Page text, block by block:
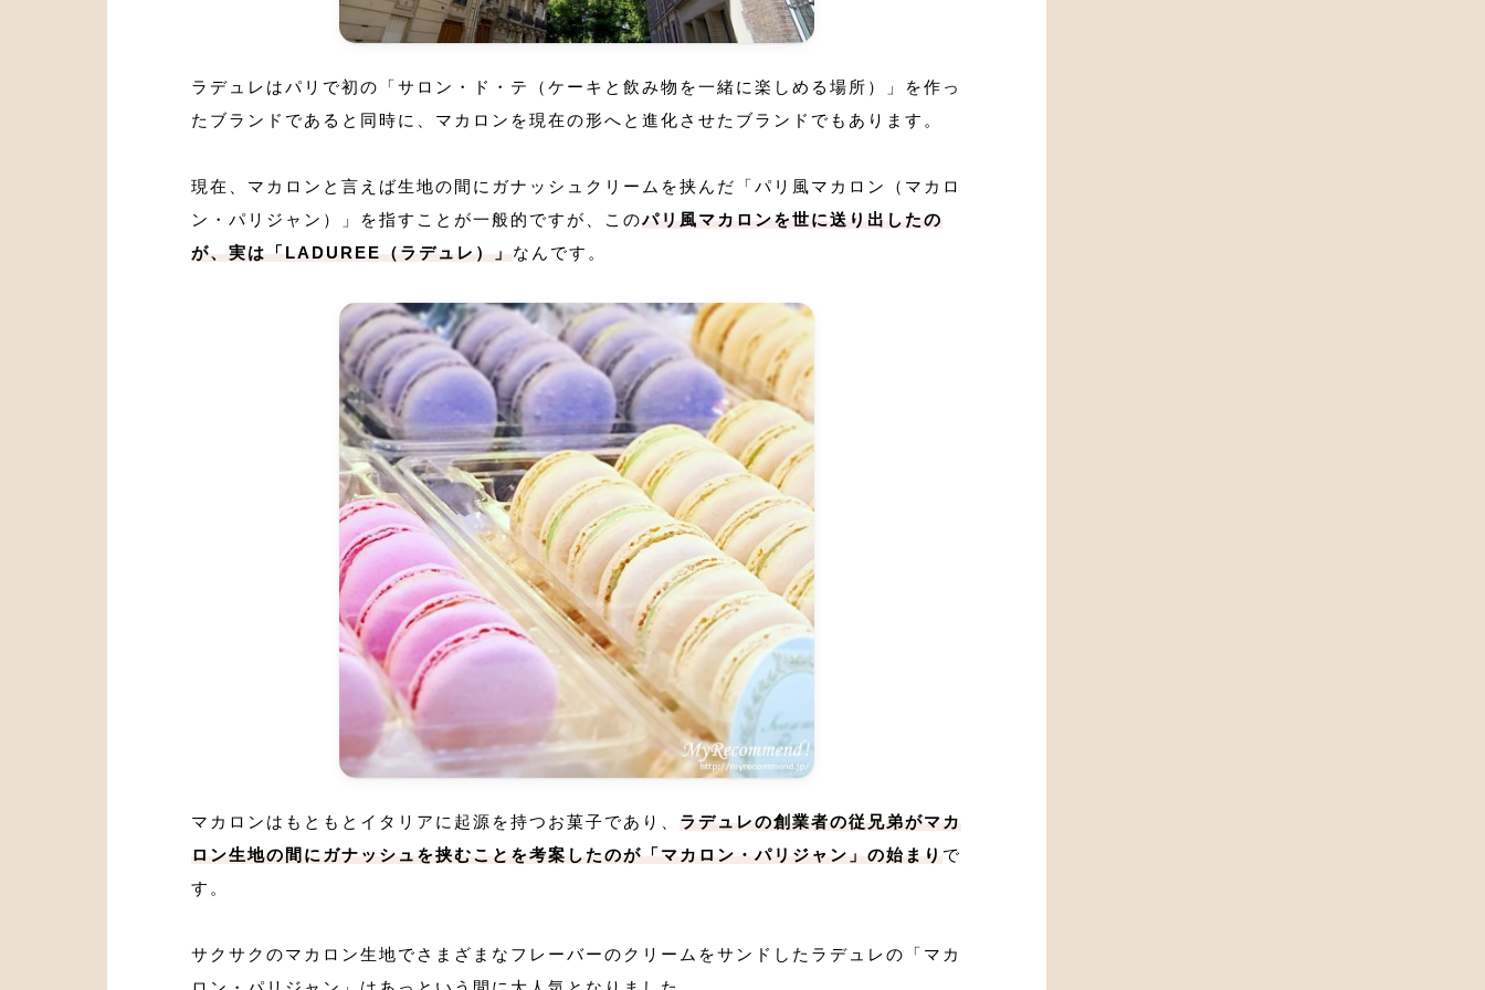
ラデュレはパリで初の「サロン・ド・テ（ケーキと飲み物を一緒に楽しめる場所）」を作っ
たブランドであると同時に、マカロンを現在の形へと進化させたブランドでもあります。
現在、マカロンと言えば生地の間にガナッシュクリームを挟んだ「パリ風マカロン（マカロ
ン・パリジャン）」を指すことが一般的ですが、このパリ風マカロンを世に送り出したの
が、実は「LADUREE（ラデュレ）」 なんです。
マカロンはもともとイタリアに起源を持つお菓子であり、 ラデュレの創業者の従兄弟がマカ
ロン生地の間にガナッシュを挟むことを考案したのが「マカロン・パリジャン」の始まり で
す。
サクサクのマカロン生地でさまざまなフレーバーのクリームをサンドしたラデュレの「マカ